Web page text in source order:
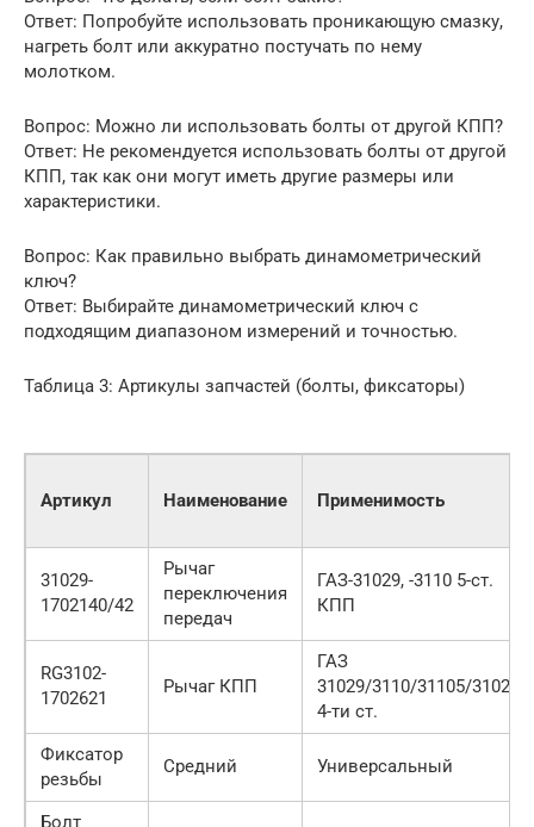
Ответ: Попробуйте использовать проникающую смазку,
нагреть болт или аккуратно постучать по нему
молотком.
Вопрос: Можно ли использовать болты от другой КПП?
Ответ: Не рекомендуется использовать болты от другой
КПП, так как они могут иметь другие размеры или
характеристики.
Вопрос: Как правильно выбрать динамометрический
ключ?
Ответ: Выбирайте динамометрический ключ с
подходящим диапазоном измерений и точностью.
Таблица 3: Артикулы запчастей (болты, фиксаторы)
Артикул Наименование Применимость
31029-
1702140/42
Рычаг
переключения
передач
ГАЗ-31029, -3110 5-ст.
КПП
RG3102-
1702621
Рычаг КПП
ГАЗ
31029/3110/31105/3102,
4-ти ст.
Фиксатор
резьбы
Средний Универсальный
Болт